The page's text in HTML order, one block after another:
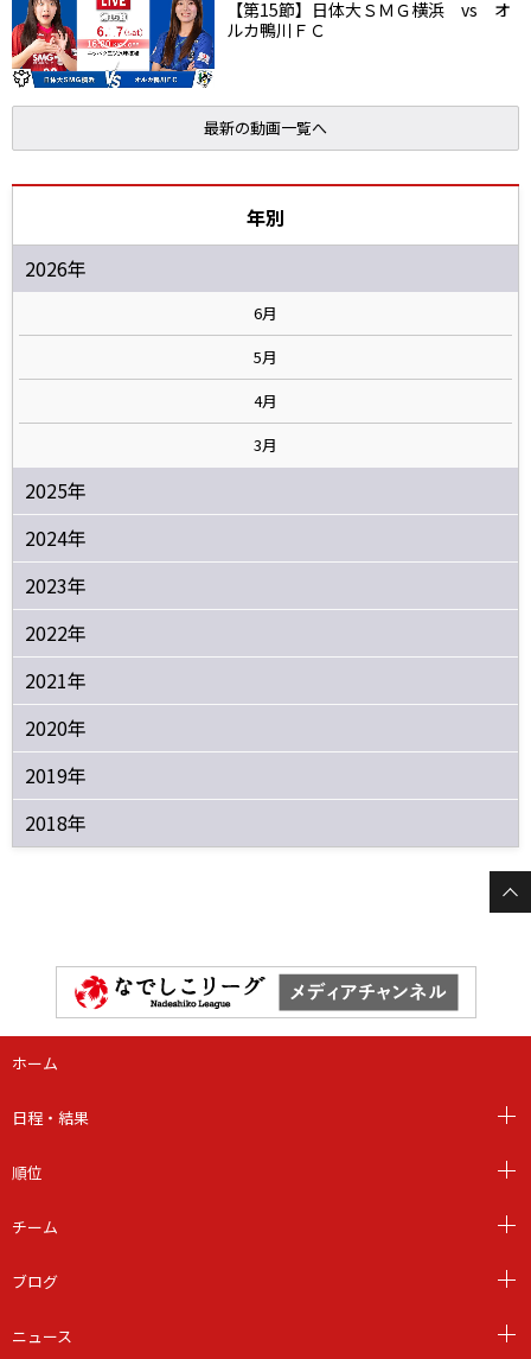
【第15節】日体大ＳＭＧ横浜 vs オ
ルカ鴨川ＦＣ
最新の動画一覧へ
年別
2026年
6月
5月
4月
3月
2025年
2024年
2023年
2022年
2021年
2020年
2019年
2018年
ホーム
日程・結果
順位
チーム
ブログ
ニュース